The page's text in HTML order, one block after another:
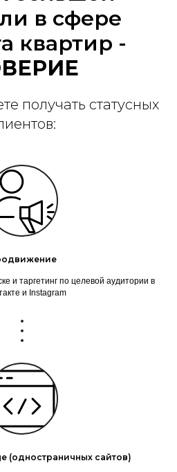
в сфере
квартир -
получать статусных
и таргетинг по целевой аудитории в
и Instagram
(одностраничных сайтов)